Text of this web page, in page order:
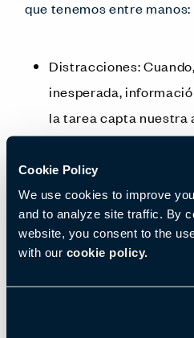
Cookie Policy
We use cookies to improve
and to analyze site traffic. By
website, you consent to the
with our cookie policy.
que tenemos entre manos:
Distracciones:
inesperada,
la tarea capta nuestra
beneficiosa, pero
concentración.
Intromisiones:
que no está
otra tarea distinta